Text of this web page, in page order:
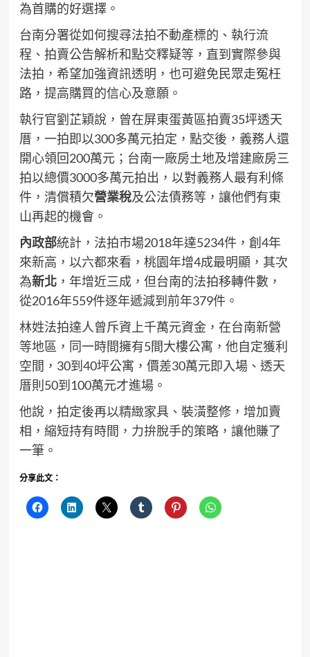
為首購的好選擇。
台南分署從如何搜尋法拍不動產標的、執行流
程、拍賣公告解析和點交釋疑等，直到實際參與
法拍，希望加強資訊透明，也可避免民眾走冤枉
路，提高購買的信心及意願。
執行官劉芷穎說，曾在屏東蛋黃區拍賣35坪透天
厝，一拍即以300多萬元拍定，點交後，義務人還
開心領回200萬元；台南一廠房土地及增建廠房三
拍以總價3000多萬元拍出，以對義務人最有利條
件，清償積欠營業稅及公法債務等，讓他們有東
山再起的機會。
內政部統計，法拍市場2018年達5234件，創4年
來新高，以六都來看，桃園年增4成最明顯，其次
為新北，年增近三成，但台南的法拍移轉件數，
從2016年559件逐年遞減到前年379件。
林姓法拍達人曾斥資上千萬元資金，在台南新營
等地區，同一時間擁有5間大樓公寓，他自定獲利
空間，30到40坪公寓，價差30萬元即入場、透天
厝則50到100萬元才進場。
他說，拍定後再以精緻家具、裝潢整修，增加賣
相，縮短持有時間，力拚脫手的策略，讓他賺了
一筆。
分享此文：